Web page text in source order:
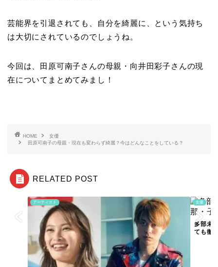
芸能界を引退されても、自分を綺麗に、という気持ち
は大切にされているのでしょうね。
今回は、田原可南子さんの母親・向井田彩子さんの現
在についてまとめてみまし！
HOME
女優
田原可南子の母親・現在も変わらず綺麗？今はどんなことをしている？
RELATED POST
アーティスト 女優
多部未
ても徹